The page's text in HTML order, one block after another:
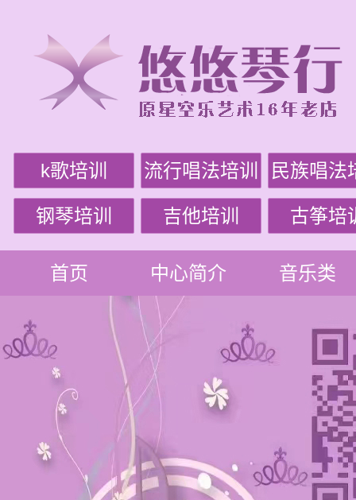
k歌培训 流行唱法培训 民族唱法
钢琴培训 吉他培训 古筝培
首页 中心简介 音乐类